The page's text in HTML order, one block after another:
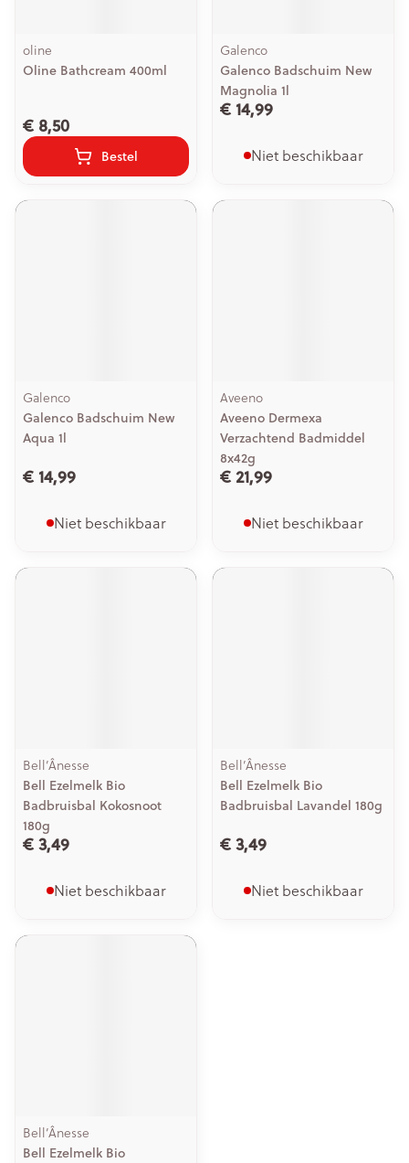
oline
Oline Bathcream 400ml
€ 8,50
Bestel
Galenco
Galenco Badschuim New
Magnolia 1l
€ 14,99
Niet beschikbaar
Galenco
Galenco Badschuim New
Aqua 1l
€ 14,99
Niet beschikbaar
Aveeno
Aveeno Dermexa
Verzachtend Badmiddel
8x42g
€ 21,99
Niet beschikbaar
Bell’Ânesse
Bell Ezelmelk Bio
Badbruisbal Kokosnoot
180g
€ 3,49
Niet beschikbaar
Bell’Ânesse
Bell Ezelmelk Bio
Badbruisbal Lavandel 180g
€ 3,49
Niet beschikbaar
Bell’Ânesse
Bell Ezelmelk Bio